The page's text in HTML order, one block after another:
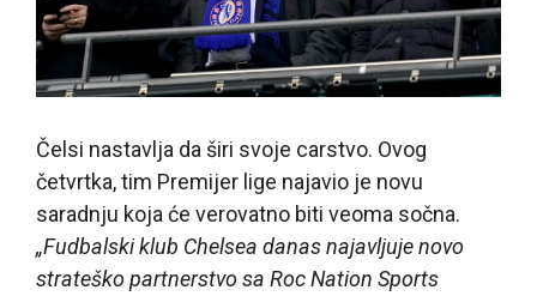
Čelsi nastavlja da širi svoje carstvo. Ovog
četvrtka, tim Premijer lige najavio je novu
saradnju koja će verovatno biti veoma sočna.
„Fudbalski klub Chelsea danas najavljuje novo
strateško partnerstvo sa Roc Nation Sports